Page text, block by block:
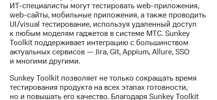
кабинет
акционера
Акционерный
капитал
Контроль
и
аудит
Рынок
акций
ИТ-специалисты могут тестировать web-приложения,
web-сайты, мобильные приложения, а также проводить
UI/visual тестирование, используя удаленный доступ
к любым моделям гаджетов в системе МТС. Sunkey
Toolkit поддерживает интеграцию с большинством
актуальных сервисов — Jira, Git, Appium, Allure, SSO
и многими другими.
Sunkey Toolkit позволяет не только сокращать время
тестирования продукта на всех этапах готовности,
но и повышать его качество. Благодаря Sunkey Toolkit